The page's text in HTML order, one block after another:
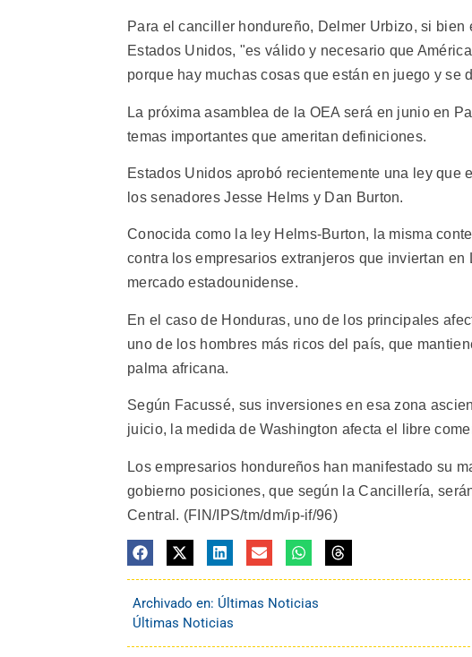
Para el canciller hondureño, Delmer Urbizo, si
Estados Unidos, "es válido y necesario que
porque hay muchas cosas que están en juego y se
La próxima asamblea de la OEA será en junio en
temas importantes que ameritan definiciones.
Estados Unidos aprobó recientemente una ley que
los senadores Jesse Helms y Dan Burton.
Conocida como la ley Helms-Burton, la misma
contra los empresarios extranjeros que inviertan
mercado estadounidense.
En el caso de Honduras, uno de los principales
uno de los hombres más ricos del país, que
palma africana.
Según Facussé, sus inversiones en esa zona
juicio, la medida de Washington afecta el libre
Los empresarios hondureños han manifestado su
gobierno posiciones, que según la Cancillería,
Central. (FIN/IPS/tm/dm/ip-if/96)
Archivado en: Últimas Noticias
Últimas Noticias